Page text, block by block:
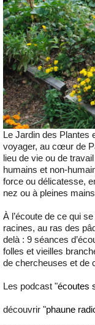
Le Jardin des Plantes
voyager, au cœur de
lieu de vie ou de
humains et non-
force ou délicatesse,
nez ou à pleines
À l’écoute de ce qui
racines, au ras des
delà : 9 séances
folles et vieilles
de chercheuses et de
Les podcast "écoutes
découvrir "phaune